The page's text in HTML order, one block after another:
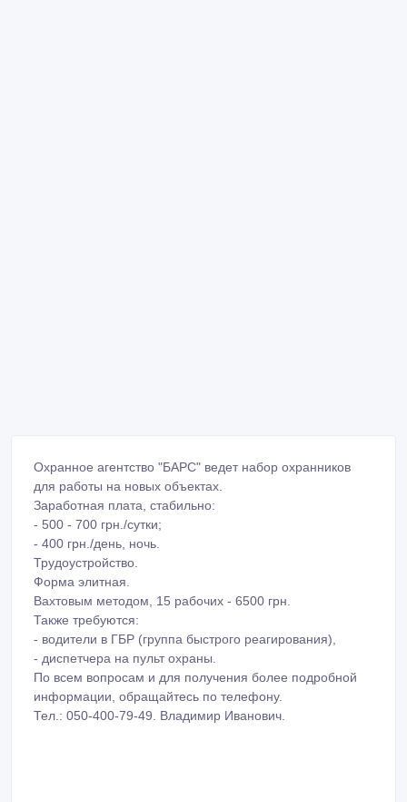
Охранное агентство "БАРС" ведет набор охранников
для работы на новых объектах.
Заработная плата, стабильно:
- 500 - 700 грн./сутки;
- 400 грн./день, ночь.
Трудоустройство.
Форма элитная.
Вахтовым методом, 15 рабочих - 6500 грн.
Также требуются:
- водители в ГБР (группа быстрого реагирования),
- диспетчера на пульт охраны.
По всем вопросам и для получения более подробной
информации, обращайтесь по телефону.
Тел.: 050-400-79-49. Владимир Иванович.